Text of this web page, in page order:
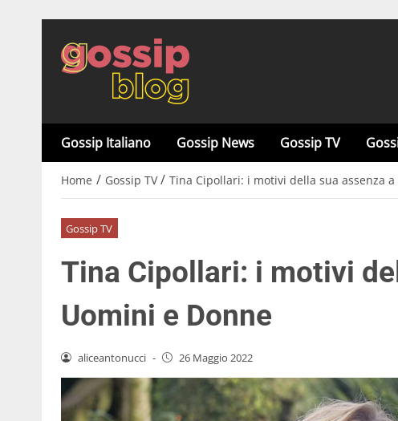
Gossip Italiano Gossip News Gossip TV
Home / Gossip TV / Tina Cipollari: i motivi della sua assenza
Gossip TV
Tina Cipollari: i motivi
Uomini e Donne
aliceantonucci - 26 Maggio 2022